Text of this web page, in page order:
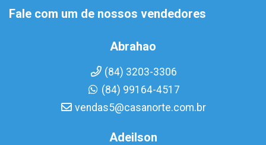
Fale com um de nossos vendedores
Abrahao
(84) 3203-3306
(84) 99164-4517
vendas5@casanorte.com.br
Adeilson